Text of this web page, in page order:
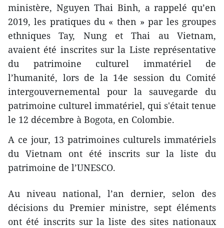
ministère, Nguyen Thai Binh, a rappelé qu’en
2019, les pratiques du « then » par les groupes
ethniques Tay, Nung et Thai au Vietnam,
avaient été inscrites sur la Liste représentative
du patrimoine culturel immatériel de
l’humanité, lors de la 14e session du Comité
intergouvernemental pour la sauvegarde du
patrimoine culturel immatériel, qui s'était tenue
le 12 décembre à Bogota, en Colombie.
A ce jour, 13 patrimoines culturels immatériels
du Vietnam ont été inscrits sur la liste du
patrimoine de l’UNESCO.
Au niveau national, l’an dernier, selon des
décisions du Premier ministre, sept éléments
ont été inscrits sur la liste des sites nationaux